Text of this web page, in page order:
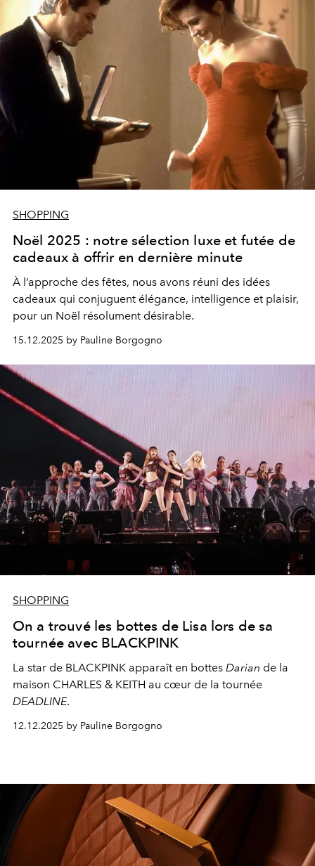
SHOPPING
Noël 2025 : notre sélection luxe et futée de
cadeaux à offrir en dernière minute
À l’approche des fêtes, nous avons réuni des idées
cadeaux qui conjuguent élégance, intelligence et plaisir,
pour un Noël résolument désirable.
15.12.2025 by Pauline Borgogno
SHOPPING
On a trouvé les bottes de Lisa lors de sa
tournée avec BLACKPINK
La star de BLACKPINK apparaît en bottes Darian de la
maison CHARLES & KEITH au cœur de la tournée
DEADLINE.
12.12.2025 by Pauline Borgogno